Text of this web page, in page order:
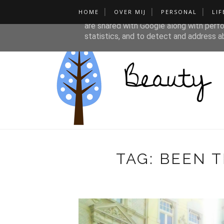
HOME OVER MIJ PERSONAL
TAG: BEEN
This site uses cookies from Google to
are shared with Google along with
statistics, and to detect and address